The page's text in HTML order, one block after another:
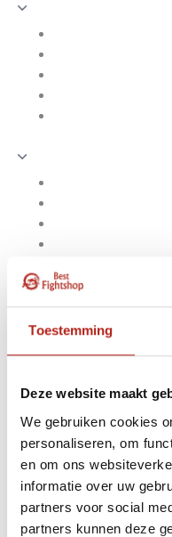
Toestemming
Deze website maakt
We gebruiken cookies
personaliseren, om
en om ons
informatie over uw
partners voor social
partners kunnen deze
Apply filters
Producten